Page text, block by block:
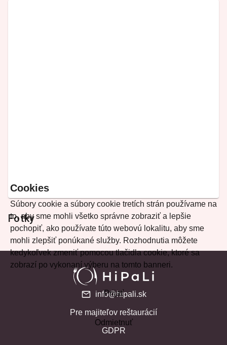
Fotky
Cookies
Súbory cookie a súbory cookie tretích strán používame na
to, aby sme mohli všetko správne zobraziť a lepšie
pochopiť, ako používate túto webovú lokalitu, aby sme
mohli zlepšiť ponúkané služby. Rozhodnutia môžete
kedykoľvek zmeniť pomocou tlačidla cookie, ktoré sa
zobrazí po vykonaní výberu na tomto banneri.
Prijať
Odmietnuť
info@hipali.sk
Pre majiteľov reštaurácií
GDPR